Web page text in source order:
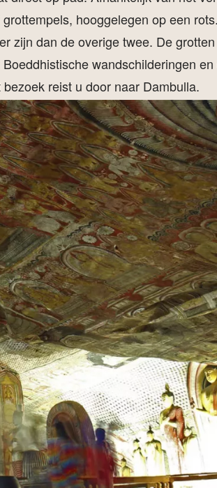
hooggelegen op een
zijn dan de overige twee. De
wandschilderingen
reist u door naar Dambulla.